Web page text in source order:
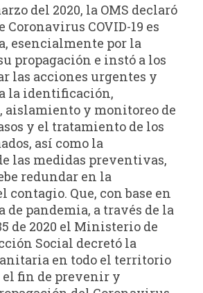
del 2020, la OMS declaró
Coronavirus COVID-19 es
esencialmente por la
propagación e instó a los
las acciones urgentes y
la identificación,
aislamiento y monitoreo de
y el tratamiento de los
así como la
las medidas preventivas,
redundar en la
Que, con base en
de pandemia, a través de la
de 2020 el Ministerio de
Social decretó la
en todo el territorio
fin de prevenir y